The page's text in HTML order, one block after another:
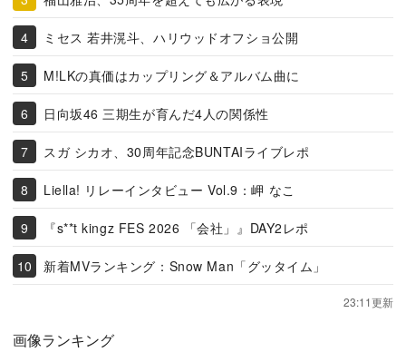
ミセス 若井滉斗、ハリウッドオフショ公開
M!LKの真価はカップリング＆アルバム曲に
日向坂46 三期生が育んだ4人の関係性
スガ シカオ、30周年記念BUNTAIライブレポ
Liella! リレーインタビュー Vol.9：岬 なこ
『s**t kingz FES 2026 「会社」』DAY2レポ
新着MVランキング：Snow Man「グッタイム」
23:11更新
画像ランキング